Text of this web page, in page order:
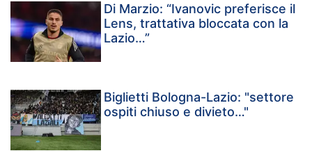
Di Marzio: “Ivanovic preferisce il
Lens, trattativa bloccata con la
Lazio…”
Biglietti Bologna-Lazio: "settore
ospiti chiuso e divieto…"